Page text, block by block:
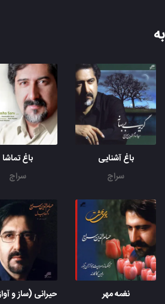
باغ آشنایی
سراج
باغ تماشا
سراج
نغمه مهر